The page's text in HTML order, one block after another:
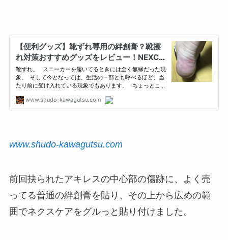
www.shudo-kawagutsu.com
前回抉られたアキレスの中心部の傷跡に、よく売
ってる普通の絆創膏を貼り、その上から広めの範
囲でネクスケアをグルっと貼り付けました。